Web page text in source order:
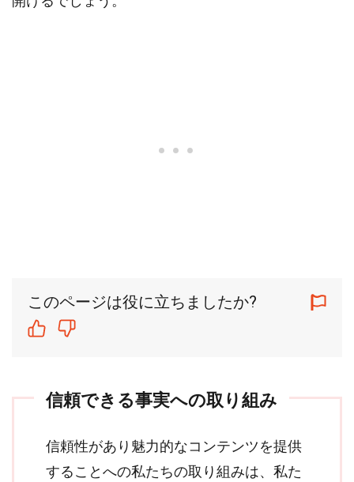
このページは役に立ちましたか?
信頼できる事実への取り組み
信頼性があり魅力的なコンテンツを提供
することへの私たちの取り組みは、私た